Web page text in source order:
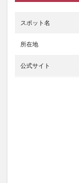
スポット名
所在地
公式サイト